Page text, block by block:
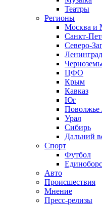
Театры
Регионы
Москва и
Санкт-
Северо-
ЦФО
Крым
Кавказ
Юг
Поволжье
Урал
Сибирь
Дальний
Спорт
Футбол
Авто
Происшествия
Мнение
Пресс-релизы